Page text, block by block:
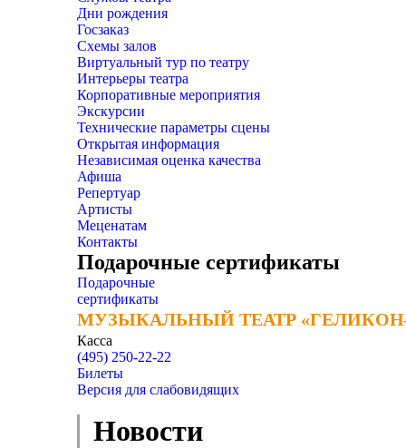
Дни рождения
Госзаказ
Схемы залов
Виртуальный тур по театру
Интерьеры театра
Корпоративные мероприятия
Экскурсии
Технические параметры сцены
Открытая информация
Независимая оценка качества
Афиша
Репертуар
Артисты
Меценатам
Контакты
Подарочные сертификаты
Подарочные
сертификаты
МУЗЫКАЛЬНЫЙ ТЕАТР
МУЗЫКАЛЬНЫЙ ТЕАТР
Касса
(495) 250-22-22
Билеты
Версия для слабовидящих
Новости